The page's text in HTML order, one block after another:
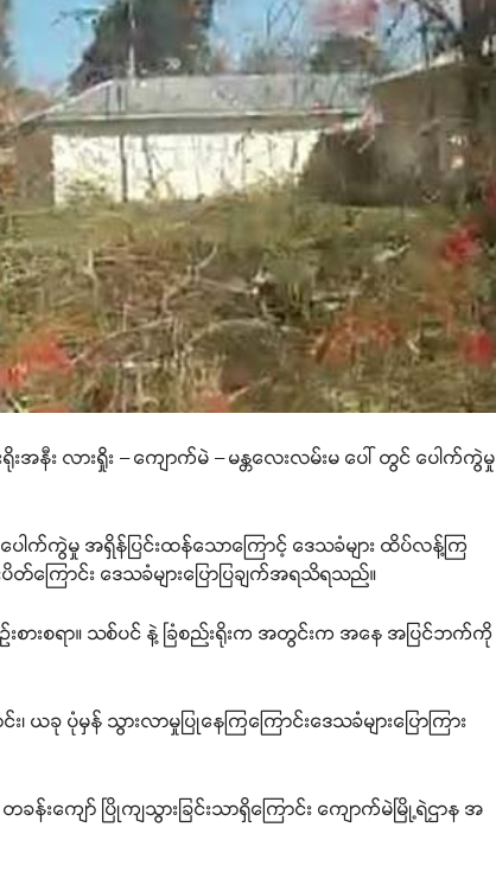
အနီး လားရှိုး – ကျောက်မဲ – မန္တလေးလမ်းမ ပေါ် တွင် ပေါက်ကွဲမှု
ပေါက်ကွဲမှု အရှိန်ပြင်းထန်သောကြောင့် ဒေသခံများ ထိပ်လန့်ကြ
ောင်း ဒေသခံများပြောပြချက်အရသိရသည်။
းစရာ။ သစ်ပင် နဲ့ ခြံစည်းရိုးက အတွင်းက အနေ အပြင်ဘက်ကို
ပုံမှန် သွားလာမှုပြုနေကြကြောင်းဒေသခံများပြောကြား
ျော် ပြိုကျသွားခြင်းသာရှိကြောင်း ကျောက်မဲမြို့ရဲဌာန အ